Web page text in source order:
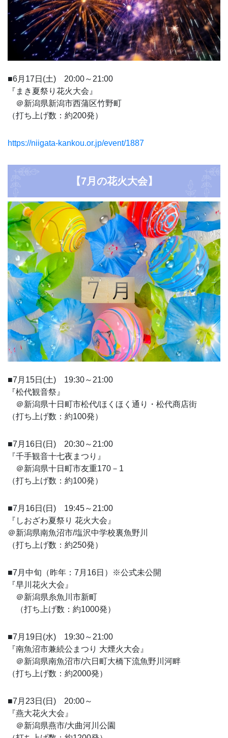
■6月17日(土) 20:00～21:00
『まき夏祭り花火大会』
＠新潟県新潟市西蒲区竹野町
（打ち上げ数：約200発）
https://niigata-kankou.or.jp/event/1887
【7月の花火大会】
■7月15日(土) 19:30～21:00
『松代観音祭』
＠新潟県十日町市松代/ほくほく通り・松代商店街
（打ち上げ数：約100発）
■7月16日(日) 20:30～21:00
『千手観音十七夜まつり』
＠新潟県十日町市友重170－1
（打ち上げ数：約100発）
■7月16日(日) 19:45～21:00
『しおざわ夏祭り 花火大会』
＠新潟県南魚沼市/塩沢中学校裏魚野川
（打ち上げ数：約250発）
■7月中旬（昨年：7月16日）※公式未公開
『早川花火大会』
＠新潟県糸魚川市新町
（打ち上げ数：約1000発）
■7月19日(水) 19:30～21:00
『南魚沼市兼続公まつり 大煙火大会』
＠新潟県南魚沼市/六日町大橋下流魚野川河畔
（打ち上げ数：約2000発）
■7月23日(日) 20:00～
『燕大花火大会』
＠新潟県燕市/大曲河川公園